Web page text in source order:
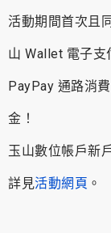
活動期間首次且
山 Wallet 電子支
PayPay 通路消
金！
玉山數位帳戶新
詳見活動網頁 。